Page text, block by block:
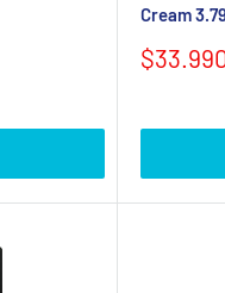
Cream
Precio